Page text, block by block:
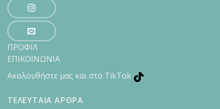
ΠΡΟΦΙΛ
ΕΠΙΚΟΙΝΩΝΙΑ
Ακολουθήστε μας και στο TikTok
ΤΕΛΕΥΤΑΙΑ ΑΡΘΡΑ